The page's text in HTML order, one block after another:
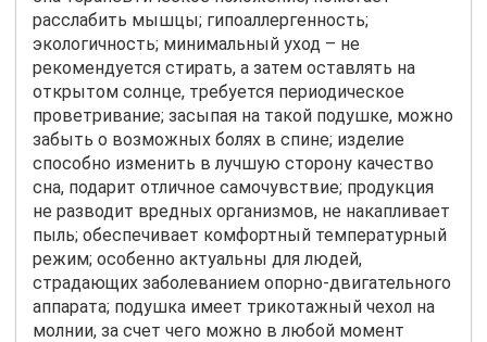
расслабить мышцы; гипоаллергенность;
экологичность; минимальный уход – не
рекомендуется стирать, а затем оставлять на
открытом солнце, требуется периодическое
проветривание; засыпая на такой подушке, можно
забыть о возможных болях в спине; изделие
способно изменить в лучшую сторону качество
сна, подарит отличное самочувствие; продукция
не разводит вредных организмов, не накапливает
пыль; обеспечивает комфортный температурный
режим; особенно актуальны для людей,
страдающих заболеванием опорно-двигательного
аппарата; подушка имеет трикотажный чехол на
молнии, за счет чего можно в любой момент